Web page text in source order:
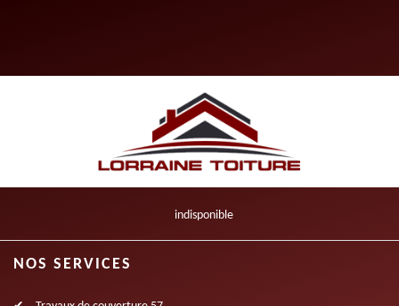
indisponible
NOS SERVICES